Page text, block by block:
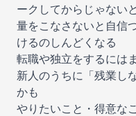
ークしてからじゃない
量をこなさないと自信
けるのしんどくなる
転職や独立をするには
新人のうちに「残業し
かも
やりたいこと・得意な